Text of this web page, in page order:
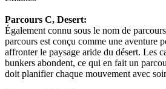
Parcours C, Desert:
Également connu sous le nom de
parcours est conçu comme une aventure
affronter le paysage aride du désert. Les
bunkers abondent, ce qui en fait un
doit planifier chaque mouvement avec